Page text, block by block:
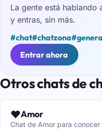
La gente está hablando
y entras, sin más.
#chat#chatzona
Entrar ahora
Otros chats de
❤️Amor
Chat de Amor para